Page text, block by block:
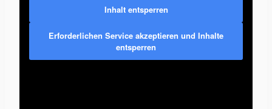
Inhalt entsperren
Erforderlichen Service akzeptieren und Inhalte
entsperren